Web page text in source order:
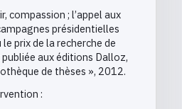
compassion ; l’appel aux
présidentielles
prix de la recherche de
aux éditions Dalloz,
de thèses », 2012.
: